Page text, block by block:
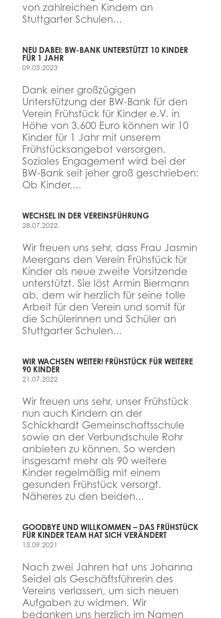
von zahlreichen Kindern an
Stuttgarter Schulen...
NEU DABEI: BW-BANK UNTERSTÜTZT 10 KINDER
FÜR 1 JAHR
09.05.2023
Dank einer großzügigen
Unterstützung der BW-Bank für den
Verein Frühstück für Kinder e.V. in
Höhe von 3.600 Euro können wir 10
Kinder für 1 Jahr mit unserem
Frühstücksangebot versorgen.
Soziales Engagement wird bei der
BW-Bank seit jeher groß geschrieben:
Ob Kinder,...
WECHSEL IN DER VEREINSFÜHRUNG
28.07.2022
Wir freuen uns sehr, dass Frau Jasmin
Meergans den Verein Frühstück für
Kinder als neue zweite Vorsitzende
unterstützt. Sie löst Armin Biermann
ab, dem wir herzlich für seine tolle
Arbeit für den Verein und somit für
die Schülerinnen und Schüler an
Stuttgarter Schulen...
WIR WACHSEN WEITER! FRÜHSTÜCK FÜR WEITERE
90 KINDER
21.07.2022
Wir freuen uns sehr, unser Frühstück
nun auch Kindern an der
Schickhardt Gemeinschaftsschule
sowie an der Verbundschule Rohr
anbieten zu können. So werden
insgesamt mehr als 90 weitere
Kinder regelmäßig mit einem
gesunden Frühstück versorgt.
Näheres zu den beiden...
GOODBYE UND WILLKOMMEN – DAS FRÜHSTÜCK
FÜR KINDER TEAM HAT SICH VERÄNDERT
13.09.2021
Nach zwei Jahren hat uns Johanna
Seidel als Geschäftsführerin des
Vereins verlassen, um sich neuen
Aufgaben zu widmen. Wir
bedanken uns herzlich im Namen